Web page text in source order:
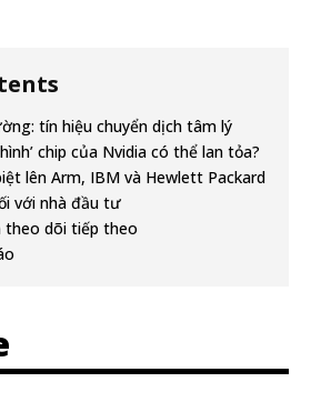
tín hiệu chuyển dịch tâm lý
chip của Nvidia có thể lan tỏa?
lên Arm, IBM và Hewlett Packard
với nhà đầu tư
theo dõi tiếp theo